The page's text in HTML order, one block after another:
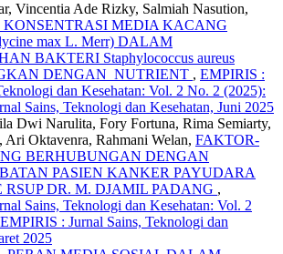
Vincentia Ade Rizky, Salmiah Nasution,
KONSENTRASI MEDIA KACANG
max L. Merr) DALAM
BAKTERI Staphylococcus aureus
DENGAN NUTRIENT , EMPIRIS :
dan Kesehatan: Vol. 2 No. 2 (2025):
Sains, Teknologi dan Kesehatan, Juni 2025
Dwi Narulita, Fory Fortuna, Rima Semiarty,
Ari Oktavenra, Rahmani Welan, FAKTOR-
BERHUBUNGAN DENGAN
PASIEN KANKER PAYUDARA
RSUP DR. M. DJAMIL PADANG ,
Sains, Teknologi dan Kesehatan: Vol. 2
: Jurnal Sains, Teknologi dan
2025